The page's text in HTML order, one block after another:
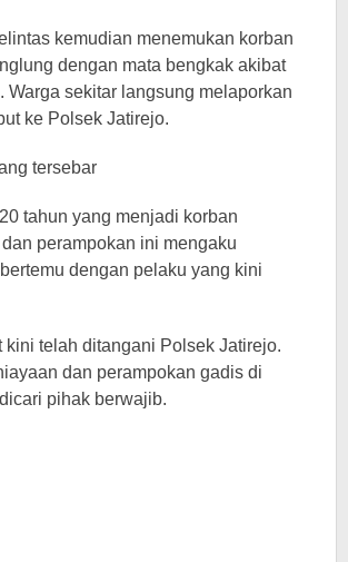
kemudian menemukan korban
dengan mata bengkak akibat
Warga sekitar langsung melaporkan
ke Polsek Jatirejo.
tersebar
tahun yang menjadi korban
perampokan ini mengaku
dengan pelaku yang kini
kini telah ditangani Polsek Jatirejo.
dan perampokan gadis di
pihak berwajib.